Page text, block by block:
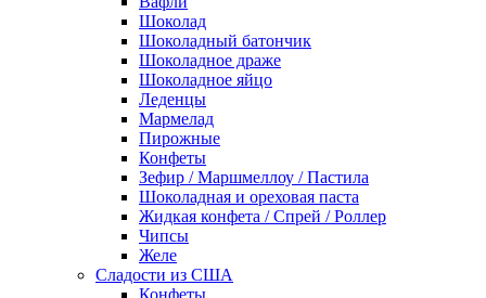
Шоколад
Шоколадный батончик
Шоколадное драже
Шоколадное яйцо
Леденцы
Мармелад
Пирожные
Конфеты
Зефир / Маршмеллоу / Пастила
Шоколадная и ореховая паста
Жидкая конфета / Спрей / Роллер
Чипсы
Желе
Сладости из США
Конфеты